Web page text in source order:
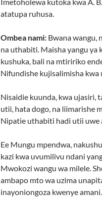
atatupa ruhusa.
Ombea nami: Bwana wangu,
na uthabiti. Maisha yangu ya
kushuka, bali na mtiririko
Nifundishe kujisalimisha kwa
Nisaidie kuunda, kwa ujasiri,
utii, hata dogo, na liimarishe
Nipatie uthabiti hadi utii uwe
Ee Mungu mpendwa,
kazi kwa uvumilivu ndani
Mwokozi wangu wa milele.
ambapo mto wa uzima
inayoniongoza kwenye